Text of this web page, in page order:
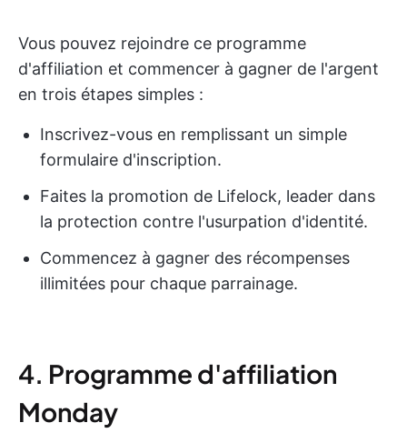
Vous pouvez rejoindre ce programme
d'affiliation et commencer à gagner de l'argent
en trois étapes simples :
Inscrivez-vous en remplissant un simple
formulaire d'inscription.
Faites la promotion de Lifelock, leader dans
la protection contre l'usurpation d'identité.
Commencez à gagner des récompenses
illimitées pour chaque parrainage.
4. Programme d'affiliation
Monday